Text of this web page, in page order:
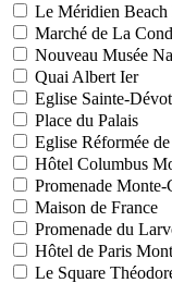
Le Méridien Beach
Marché de La
Nouveau Musée
Quai Albert Ier
Eglise Sainte-
Place du Palais
Eglise Réformée
Hôtel Columbus
Promenade
Maison de France
Promenade du
Hôtel de Paris
Le Square